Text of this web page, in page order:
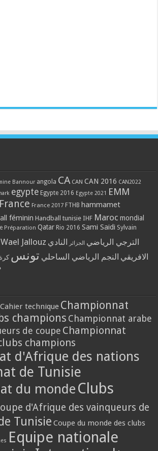
Bannour angola CA CAN CAN 2016 CAN2022
egypte Egypte 2016 Egypte 2021 EMM
France France 2017 FTHB hammamet
féminin Handball tunisie IHF Maroc mondial
Préparation Qatar Rio 2016 Sami Saidi Sylvain
Wael Jallouz الترجي الرياضي الجزائر النادي
الافريقي النجم الرياضي الساحلي تونس
Cahier technique Championnat
champions Championnat arabe
de coupe Championnat
champions
d'Afrique des nations
de Tunisie
du monde Clubs
d'Afrique des vainqueurs de
Tunisie Coupe du monde des clubs
Equipe nationale